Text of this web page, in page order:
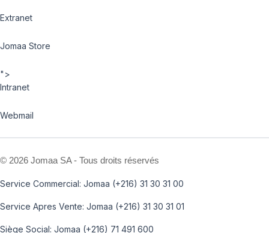
Extranet
Jomaa Store
">
Intranet
Webmail
© 2026 Jomaa SA - Tous droits réservés
Service Commercial: Jomaa (+216) 31 30 31 00
Service Apres Vente: Jomaa (+216) 31 30 31 01
Siège Social: Jomaa (+216) 71 491 600